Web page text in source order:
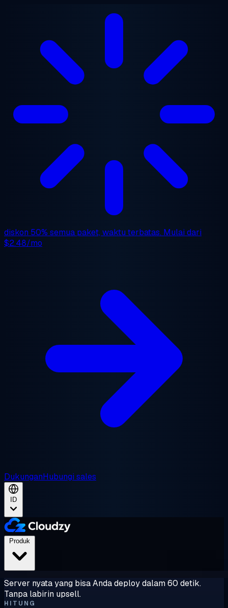
diskon 50% semua paket, waktu terbatas. Mulai dari
$2.48/mo
DukunganHubungi sales
ID
Server nyata yang bisa Anda deploy dalam 60 detik.
Tanpa labirin upsell.
HITUNG